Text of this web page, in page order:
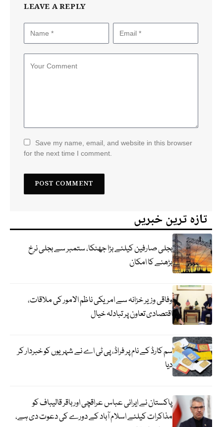
LEAVE A REPLY
Save my name, email, and website in this browser
for the next time I comment.
تازہ ترین خبریں
بجلی صارفین کیلئے بڑا جھٹکا، ستمبر سے بجلی نرخ
بڑھنے کا امکان
وفاقی وزیر خزانہ سے امریکی ناظم الامور کی ملاقات،
اقتصادی تعاون پر تبادلہ خیال
سم کارڈ کے نام پر فراڈ، پی ٹی اے نے شہریوں کو خبردار کر
دیا
پاکستان نے ایرانی عباس عراقچی اورباقر قالیباف کو
مذاکرات کیلئے اسلام آباد کے دورے کی دعوت دی ہے،